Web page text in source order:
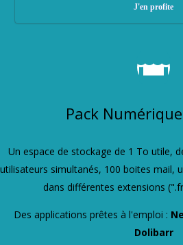
J'en profite
Pack
Un espace de stockage de 1 To utile,
utilisateurs simultanés, 100 boites mail,
dans différentes extensions
Des applications prêtes à l'emploi :
Dolibarr